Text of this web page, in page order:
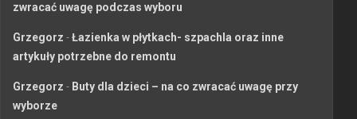
zwracać uwagę podczas wyboru
Grzegorz -Łazienka w płytkach- szpachla oraz inne
artykuły potrzebne do remontu
Grzegorz - Buty dla dzieci – na co zwracać uwagę przy
wyborze